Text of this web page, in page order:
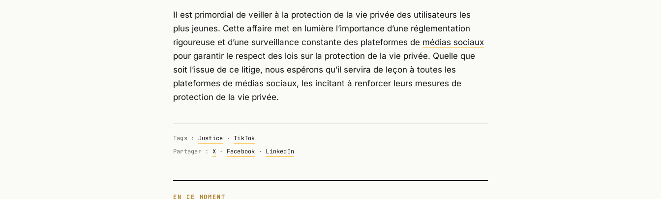
Il est primordial de veiller à la protection de la vie privée des utilisateurs les
plus jeunes. Cette affaire met en lumière l’importance d’une réglementation
rigoureuse et d’une surveillance constante des plateformes de médias sociaux
pour garantir le respect des lois sur la protection de la vie privée. Quelle que
soit l’issue de ce litige, nous espérons qu’il servira de leçon à toutes les
plateformes de médias sociaux, les incitant à renforcer leurs mesures de
protection de la vie privée.
Tags : Justice ·TikTok
Partager : X· Facebook · LinkedIn
EN CE MOMENT